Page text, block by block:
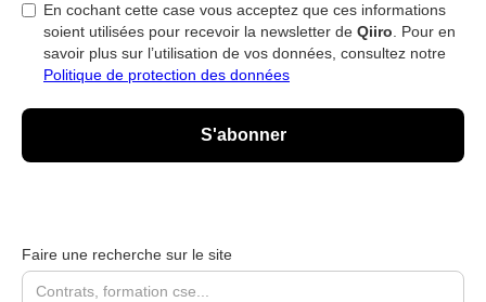
En cochant cette case vous acceptez que ces informations
soient utilisées pour recevoir la newsletter de Qiiro. Pour en
savoir plus sur l’utilisation de vos données, consultez notre
Politique de protection des données
Faire une recherche sur le site